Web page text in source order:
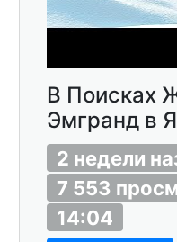
В Поисках
Эмгранд в
2 недели
7 553
14:04